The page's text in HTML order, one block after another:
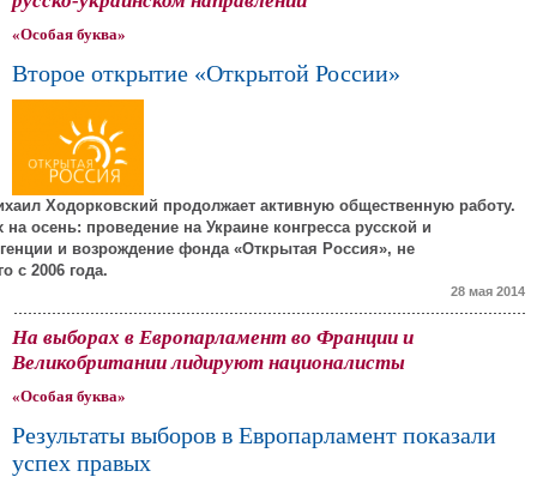
«Особая буква»
Второе открытие «Открытой России»
Ходорковский продолжает активную общественную работу.
осень: проведение на Украине конгресса русской и
и возрождение фонда «Открытая Россия», не
с 2006 года.
28 мая 2014
На выборах в Европарламент во Франции и
Великобритании лидируют националисты
«Особая буква»
Результаты выборов в Европарламент показали
успех правых